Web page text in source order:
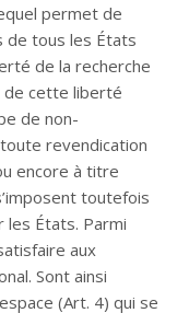
permet de
de tous les États
de la recherche
de cette liberté
de non-
revendication
encore à titre
toutefois
les États. Parmi
aux
Sont ainsi
(Art. 4) qui se